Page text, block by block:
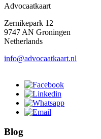
Advocaatkaart
Zernikepark 12
9747 AN Groningen
Netherlands
info@advocaatkaart.nl
Blog